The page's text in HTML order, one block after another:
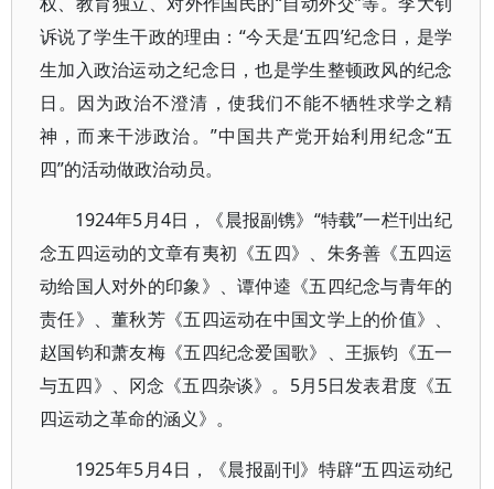
诉说了学生干政的理由：“今天是‘五四’纪念日，是学
生加入政治运动之纪念日，也是学生整顿政风的纪念
日。因为政治不澄清，使我们不能不牺牲求学之精
神，而来干涉政治。”中国共产党开始利用纪念“五
四”的活动做政治动员。
1924年5月4日，《晨报副镌》“特载”一栏刊出纪
念五四运动的文章有夷初《五四》、朱务善《五四运
动给国人对外的印象》、谭仲逵《五四纪念与青年的
责任》、董秋芳《五四运动在中国文学上的价值》、
赵国钧和萧友梅《五四纪念爱国歌》、王振钧《五一
与五四》、冈念《五四杂谈》。5月5日发表君度《五
四运动之革命的涵义》。
1925年5月4日，《晨报副刊》特辟“五四运动纪